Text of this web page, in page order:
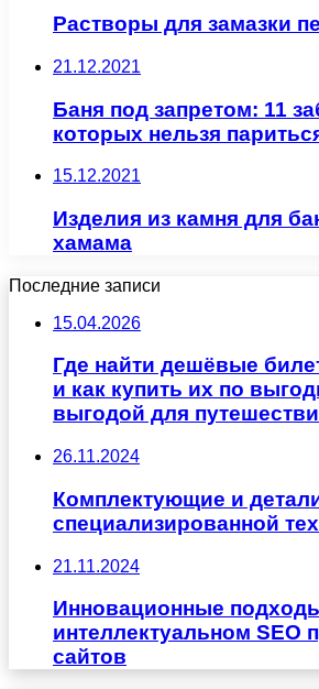
Растворы для замазки
21.12.2021
Баня под запретом: 11
которых нельзя
15.12.2021
Изделия из камня для
хамама
Последние записи
15.04.2026
Где найти дешёвые
и как купить их по
выгодой для
26.11.2024
Комплектующие и
специализированной
21.11.2024
Инновационные
интеллектуальном SEO
сайтов